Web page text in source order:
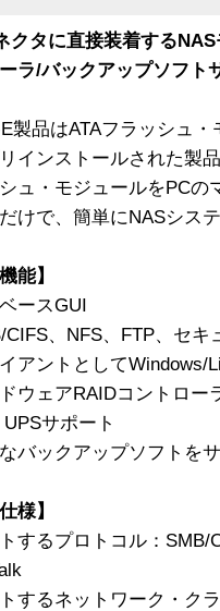
クタに直接装着する
ラ/バックアップソフト
製品はATAフラッシュ
インストールされた製
ュ・モジュールをPCの
けで、簡単にNASシス
能】
ースGUI
CIFS、NFS、FTP、セ
イアントとして
ドウェアRAIDコントロー
UPSサポート
なバックアップソフトを
様】
するプロトコル：SMB/
するネットワーク・ク